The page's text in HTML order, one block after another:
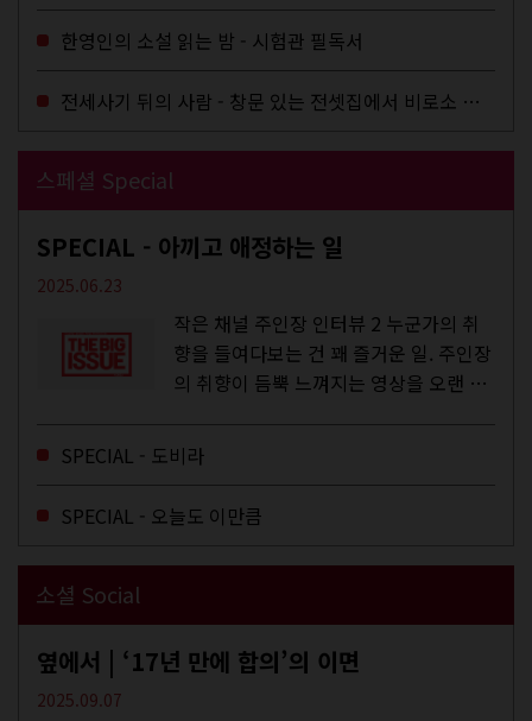
한영인의 소설 읽는 밤 - 시험관 필독서
전세사기 뒤의 사람 - 창문 있는 전셋집에서 비로소 겨울 이불을 샀다
스페셜 Special
SPECIAL - 아끼고 애정하는 일
2025.06.23
작은 채널 주인장 인터뷰 2 누군가의 취
향을 들여다보는 건 꽤 즐거운 일. 주인장
의 취향이 듬뿍 느껴지는 영상을 오랜 시
에 스며드는 경험을 하기도 한다. 좀처럼
듣지 않던 장르의 노래를...
SPECIAL - 도비라
SPECIAL - 오늘도 이만큼
소셜 Social
옆에서 | ‘17년 만에 합의’의 이면
2025.09.07